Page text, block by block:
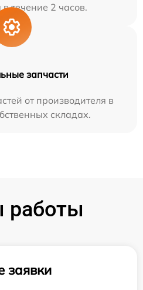
течение 2 часов.
запчасти
от производителя в
складах.
работы
заявки